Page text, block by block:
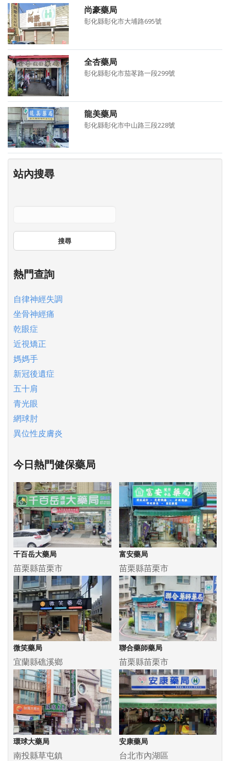
尚豪藥局
彰化縣彰化市大埔路695號
全杏藥局
彰化縣彰化市茄苳路一段299號
龍美藥局
彰化縣彰化市中山路三段228號
站內搜尋
搜尋
熱門查詢
自律神經失調
坐骨神經痛
乾眼症
近視矯正
媽媽手
新冠後遺症
五十肩
青光眼
網球肘
異位性皮膚炎
今日熱門健保藥局
千百岳大藥局
苗栗縣苗栗市
富安藥局
苗栗縣苗栗市
微笑藥局
宜蘭縣礁溪鄉
聯合藥師藥局
苗栗縣苗栗市
環球大藥局
南投縣草屯鎮
安康藥局
台北市內湖區